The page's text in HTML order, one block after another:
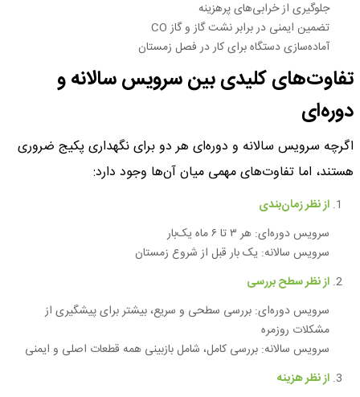
جلوگیری از خرابی‌های پرهزینه
تضمین ایمنی در برابر نشت گاز و گاز CO
آماده‌سازی دستگاه برای کار در فصل زمستان
تفاوت‌های کلیدی بین سرویس سالانه و
دوره‌ای
اگرچه سرویس سالانه و دوره‌ای هر دو برای نگهداری پکیج ضروری
هستند، اما تفاوت‌های مهمی میان آن‌ها وجود دارد:
از نظر زمان‌بندی
سرویس دوره‌ای: هر ۳ تا ۶ ماه یک‌بار
سرویس سالانه: یک بار قبل از شروع زمستان
از نظر سطح بررسی
سرویس دوره‌ای: بررسی سطحی و سریع، بیشتر برای پیشگیری از
مشکلات روزمره
سرویس سالانه: بررسی کامل، شامل بازبینی همه قطعات اصلی و ایمنی
از نظر هزینه